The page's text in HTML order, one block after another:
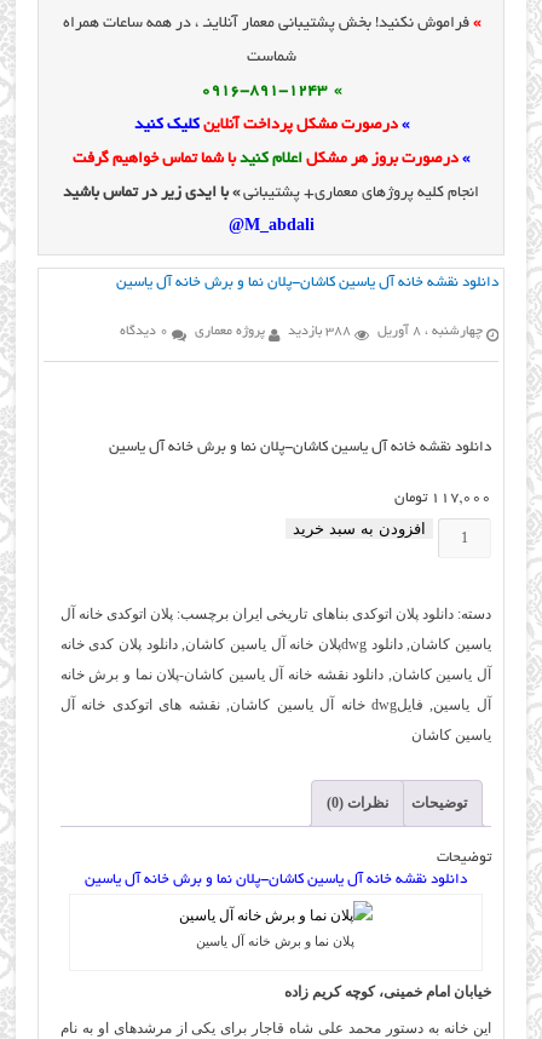
» فراموش نکنید! بخش پشتیبانی معمار آنلاینـ ، در همه ساعات همراه
شماست
» 0916-891-1243
» درصورت مشکل پرداخت آنلاینکلیک کنید
» درصورت بروز هر مشکل اعلام کنیدبا شما تماس خواهیم گرفت
انجام کلیه پروژهای معماری+ پشتیبانی» با ایدی زیر در تماس باشید
M_abdali@
دانلود نقشه خانه آل یاسین کاشان-پلان نما و برش خانه آل یاسین
چهارشنبه ، 8 آوریل 388 بازدید پروژه معماری 0 دیدگاه
دانلود نقشه خانه آل یاسین کاشان-پلان نما و برش خانه آل یاسین
117,000 تومان
دانلود
آل
یاسین
کاشان-
پلان
نما
برش
آل
افزودن به سبد خرید
دسته:دانلود پلان اتوکدی بناهای تاریخی ایران برچسب: پلان اتوکدی خانه آل
یاسین کاشان,دانلود dwgپلان خانه آل یاسین کاشان ,دانلود پلان کدی خانه
آل یاسین کاشان, دانلود نقشه خانه آل یاسین کاشان-پلان نما و برش خانه
آل یاسین, فایلdwg خانه آل یاسین کاشان ,نقشه های اتوکدی خانه آل
یاسین کاشان
توضیحات نظرات (0)
توضیحات
دانلود نقشه خانه آل یاسین کاشان-پلان نما و برش خانه آل یاسین
پلان نما و برش خانه آل یاسین
خیابان امام خمینی، کوچه کریم زاده
این خانه به دستور محمد علی شاه قاجار برای یکی از مرشدهای او به نام